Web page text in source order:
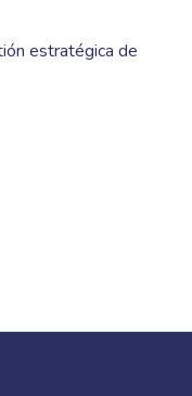
estratégica de